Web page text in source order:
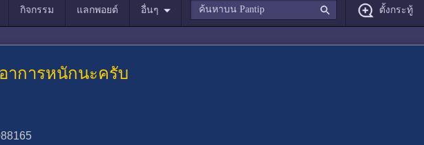
กิจกรรม แลกพอยต์ อื่นๆ ตั้งกระทู้
าการหนักนะครับ